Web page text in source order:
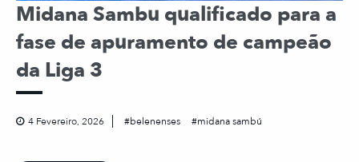
Midana Sambu qualificado para a
fase de apuramento de campeão
da Liga 3
4 Fevereiro, 2026 belenenses midana sambú